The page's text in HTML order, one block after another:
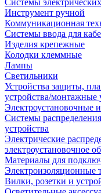
Системы
Инструмент ручной
Коммуникационная
Системы ввода для
Изделия крепежные
Колодки клеммные
Лампы
Светильники
Устройства защиты,
устройства/монтажные
Электроустановочные
Системы
устройства
Электрические
электроустановочное
Материалы для
Электроизоляционные
Вилки, розетки и